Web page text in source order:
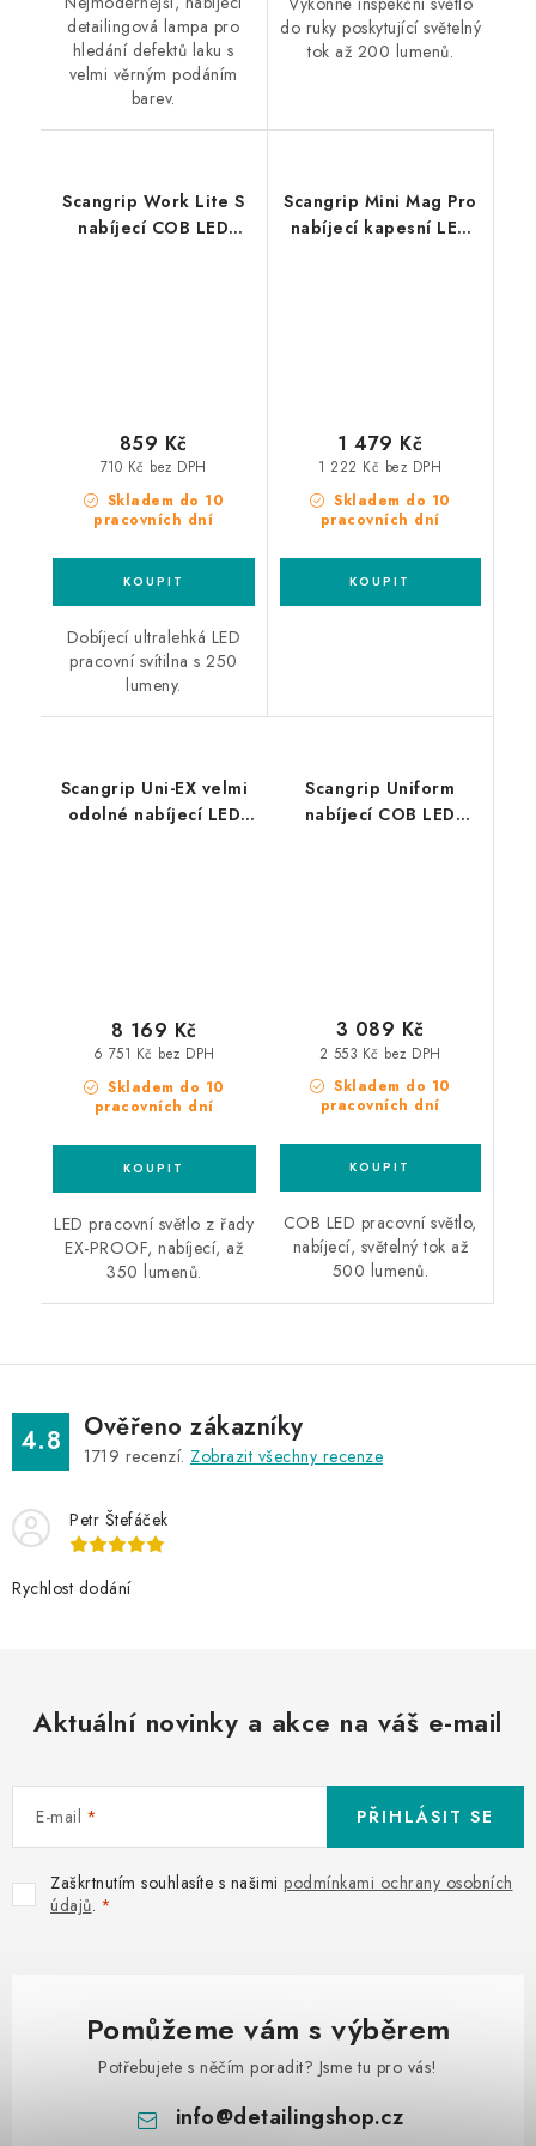
detailingová lampa pro
hledání defektů laku s
velmi věrným podáním
barev.
do ruky poskytující světelný
tok až 200 lumenů.
Scangrip Work Lite S
nabíjecí COB LED
Skladem do 10
pracovních dní
710 Kč bez DPH
859 Kč
Dobíjecí ultralehká LED
pracovní svítilna s 250
lumeny.
Scangrip Mini Mag Pro
nabíjecí kapesní LED
Skladem do 10
pracovních dní
1 222 Kč bez DPH
1 479 Kč
Scangrip Uni-EX velmi
odolné nabíjecí LED
Skladem do 10
pracovních dní
6 751 Kč bez DPH
8 169 Kč
LED pracovní světlo z řady
EX-PROOF, nabíjecí, až
350 lumenů.
Scangrip Uniform
nabíjecí COB LED
Skladem do 10
pracovních dní
2 553 Kč bez DPH
3 089 Kč
COB LED pracovní světlo,
nabíjecí, světelný tok až
500 lumenů.
4.8 Ověřeno zákazníky
1719 recenzí. Zobrazit všechny recenze
Petr Štefáček
Rychlost dodání
Aktuální novinky a akce na váš e-mail
E-mail
Zaškrtnutím souhlasíte s našimi podmínkami ochrany osobních
údajů.
PŘIHLÁSIT SE
Pomůžeme vám s výběrem
Potřebujete s něčím poradit? Jsme tu pro vás!
info@detailingshop.cz